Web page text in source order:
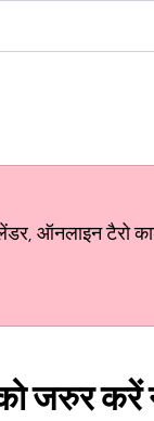
ऑनलाइन टैरो
को जरुर